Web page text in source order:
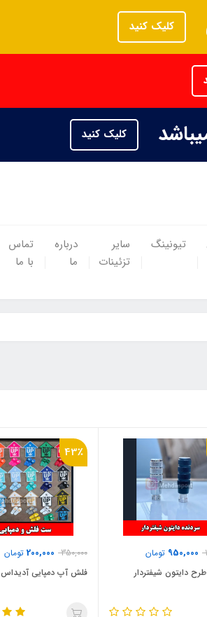
کلیک کنید
کلیک کنید
تیونینگ
سایر
تزئینات
درباره
ما
تماس
با ما
950,000 تومان
دایتون شیفتردار
43٪
350,000
200,000 تومان
فلش آپ دمپایی آدیداس